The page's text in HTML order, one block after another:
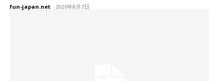
fun-japan.net - 2026年8月7日